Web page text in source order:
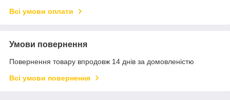
Всі умови оплати
Умови повернення
Повернення товару впродовж 14 днів за домовленістю
Всі умови повернення